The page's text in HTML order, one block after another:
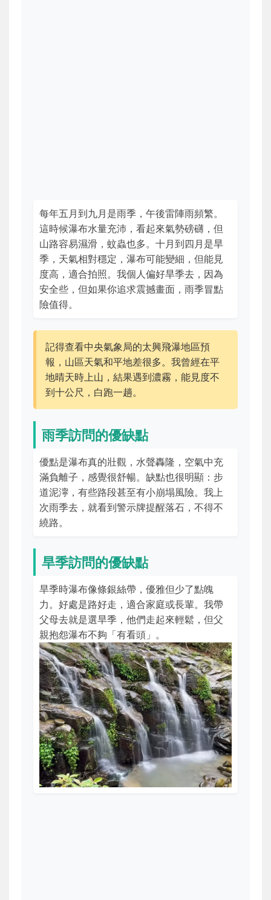
每年五月到九月是雨季，午後雷陣雨頻繁。
這時候瀑布水量充沛，看起來氣勢磅礴，但
山路容易濕滑，蚊蟲也多。十月到四月是旱
季，天氣相對穩定，瀑布可能變細，但能見
度高，適合拍照。我個人偏好旱季去，因為
安全些，但如果你追求震撼畫面，雨季冒點
險值得。
記得查看中央氣象局的太興飛瀑地區預
報，山區天氣和平地差很多。我曾經在平
地晴天時上山，結果遇到濃霧，能見度不
到十公尺，白跑一趟。
雨季訪問的優缺點
優點是瀑布真的壯觀，水聲轟隆，空氣中充
滿負離子，感覺很舒暢。缺點也很明顯：步
道泥濘，有些路段甚至有小崩塌風險。我上
次雨季去，就看到警示牌提醒落石，不得不
繞路。
旱季訪問的優缺點
旱季時瀑布像條銀絲帶，優雅但少了點魄
力。好處是路好走，適合家庭或長輩。我帶
父母去就是選旱季，他們走起來輕鬆，但父
親抱怨瀑布不夠「有看頭」。